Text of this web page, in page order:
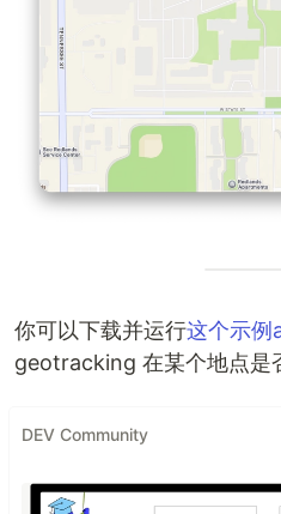
你可以下载并运行这个示例
geotracking 在某个地点是
DEV Community